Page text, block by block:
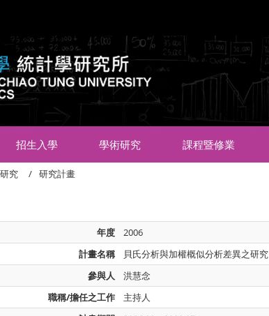
招生入學 學術研究 課程暨修業
究 研究計畫
年度
2006
計畫名稱
貝氏分析與加權概似分析差異之研究
參與人
洪慧念
職稱/擔任之工作
主持人